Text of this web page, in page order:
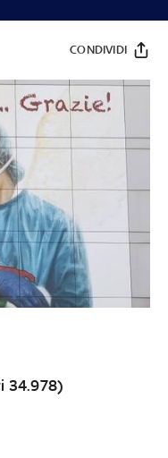
CONDIVIDI
34.978)